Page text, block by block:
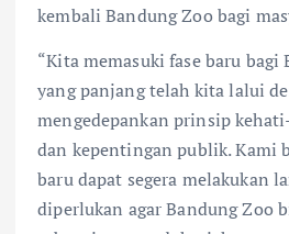
kembali Bandung Zoo bagi
“Kita memasuki fase baru bagi
yang panjang telah kita lalui
mengedepankan prinsip
dan kepentingan publik. Kami
baru dapat segera melakukan
diperlukan agar Bandung Zoo